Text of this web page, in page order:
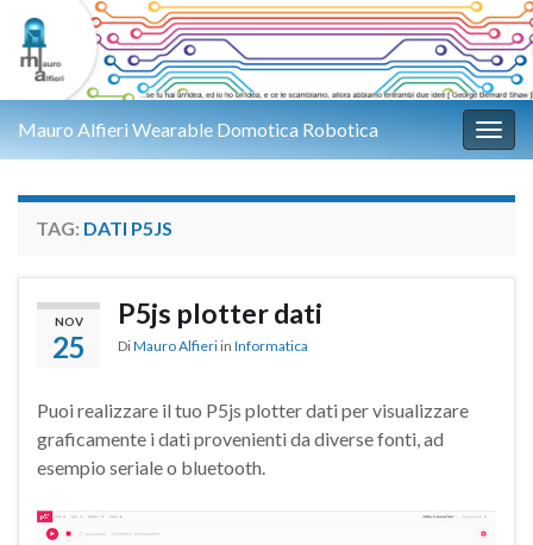
Mauro Alfieri Wearable Domotica Robotica
TAG: DATI P5JS
NOV
25
P5js plotter dati
DiMauro Alfieri in Informatica
Puoi realizzare il tuo P5js plotter dati per visualizzare
graficamente i dati provenienti da diverse fonti, ad
esempio seriale o bluetooth.